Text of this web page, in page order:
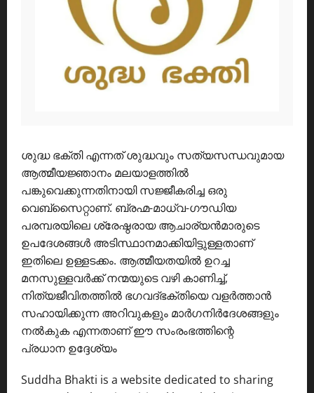
ശുദ്ധ ഭക്തി എന്നത് ശുദ്ധവും സത്യസന്ധവുമായ
ആത്മീയജ്ഞാനം മലയാളത്തിൽ
പങ്കുവെക്കുന്നതിനായി സജ്ജീകരിച്ച ഒരു
വെബ്സൈറ്റാണ്. ബ്രഹ്മ-മാധ്വ-ഗൗഡിയ
പരമ്പരയിലെ ശ്രേഷ്ഠരായ ആചാര്യൻമാരുടെ
ഉപദേശങ്ങൾ അടിസ്ഥാനമാക്കിയിട്ടുള്ളതാണ്
ഇതിലെ ഉള്ളടക്കം. ആത്മീയതയിൽ ഉറച്ച
മനസുള്ളവർക്ക് നന്മയുടെ വഴി കാണിച്ച്,
നിത്യജീവിതത്തിൽ ഭഗവദ്ഭക്തിയെ വളർത്താൻ
സഹായിക്കുന്ന അറിവുകളും മാർഗനിർദേശങ്ങളും
നൽകുക എന്നതാണ് ഈ സംരംഭത്തിന്റെ
പ്രധാന ഉദ്ദേശ്യം
Suddha Bhakti is a website dedicated to sharing